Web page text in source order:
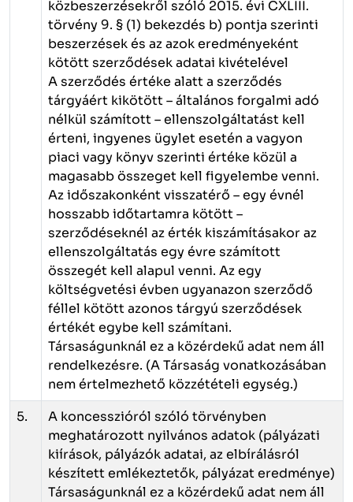
közbeszerzésekről szóló 2015. évi CXLIII.
törvény 9. § (1) bekezdés b) pontja szerinti
beszerzések és az azok eredményeként
kötött szerződések adatai kivételével
A szerződés értéke alatt a szerződés
tárgyáért kikötött – általános forgalmi adó
nélkül számított – ellenszolgáltatást kell
érteni, ingyenes ügylet esetén a vagyon
piaci vagy könyv szerinti értéke közül a
magasabb összeget kell figyelembe venni.
Az időszakonként visszatérő – egy évnél
hosszabb időtartamra kötött –
szerződéseknél az érték kiszámításakor az
ellenszolgáltatás egy évre számított
összegét kell alapul venni. Az egy
költségvetési évben ugyanazon szerződő
féllel kötött azonos tárgyú szerződések
értékét egybe kell számítani.
Társaságunknál ez a közérdekű adat nem áll
rendelkezésre. (A Társaság vonatkozásában
nem értelmezhető közzétételi egység.)
5.
A koncesszióról szóló törvényben
meghatározott nyilvános adatok (pályázati
kiírások, pályázók adatai, az elbírálásról
készített emlékeztetők, pályázat eredménye)
Társaságunknál ez a közérdekű adat nem áll